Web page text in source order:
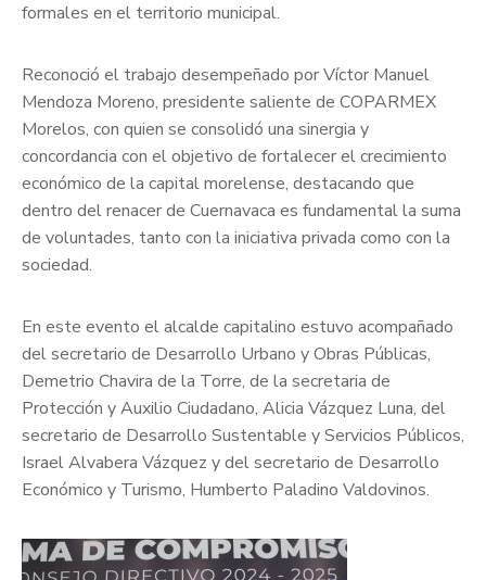
formales en el territorio municipal.
Reconoció el trabajo desempeñado por Víctor Manuel
Mendoza Moreno, presidente saliente de COPARMEX
Morelos, con quien se consolidó una sinergia y
concordancia con el objetivo de fortalecer el crecimiento
económico de la capital morelense, destacando que
dentro del renacer de Cuernavaca es fundamental la suma
de voluntades, tanto con la iniciativa privada como con la
sociedad.
En este evento el alcalde capitalino estuvo acompañado
del secretario de Desarrollo Urbano y Obras Públicas,
Demetrio Chavira de la Torre, de la secretaria de
Protección y Auxilio Ciudadano, Alicia Vázquez Luna, del
secretario de Desarrollo Sustentable y Servicios Públicos,
Israel Alvabera Vázquez y del secretario de Desarrollo
Económico y Turismo, Humberto Paladino Valdovinos.